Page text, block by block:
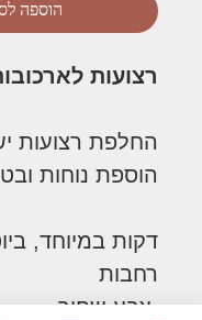
הוספה
רצועות
החלפת רצועות
הוספת נוחות
דקות במיוחד,
רחבות
צבע שחור